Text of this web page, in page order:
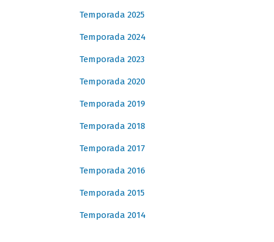
Temporada 2025
Temporada 2024
Temporada 2023
Temporada 2020
Temporada 2019
Temporada 2018
Temporada 2017
Temporada 2016
Temporada 2015
Temporada 2014